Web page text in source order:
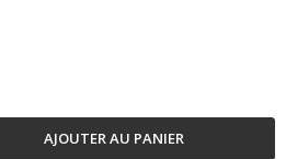
AJOUTER AU PANIER